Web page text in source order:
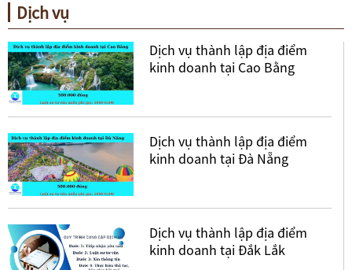
Dịch vụ
Dịch vụ thành lập địa điểm
kinh doanh tại Cao Bằng
Dịch vụ thành lập địa điểm
kinh doanh tại Đà Nẵng
Dịch vụ thành lập địa điểm
kinh doanh tại Đắk Lắk